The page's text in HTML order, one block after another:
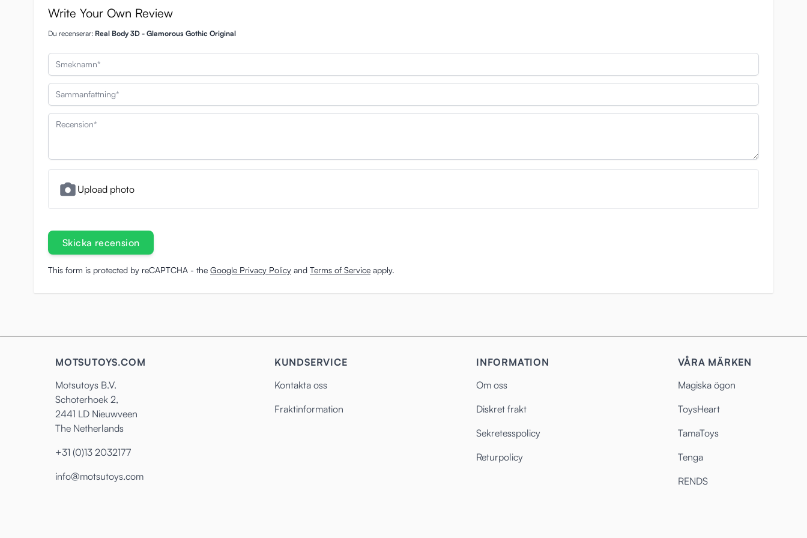
Write Your Own Review
Du recenserar: Real Body 3D - Glamorous Gothic Original
Smeknamn
Sammanfattning
Recension
Upload photo
Skicka recension
This form is protected by reCAPTCHA - the Google Privacy Policy and Terms of Service apply.
MOTSUTOYS.COM
Motsutoys B.V.
Schoterhoek 2,
2441 LD Nieuwveen
The Netherlands
+31 (0)13 2032177
info@motsutoys.com
KUNDSERVICE
Kontakta oss
Fraktinformation
INFORMATION
Om oss
Diskret frakt
Sekretesspolicy
Returpolicy
VÅRA MÄRKEN
Magiska ögon
ToysHeart
TamaToys
Tenga
RENDS